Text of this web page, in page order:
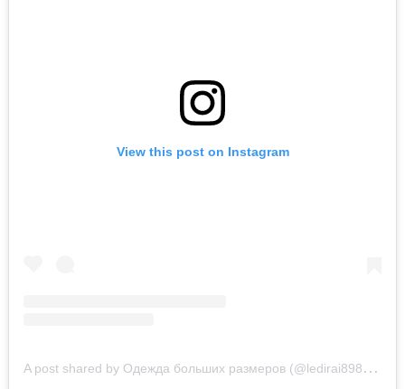
View this post on Instagram
A
post shared by Одежда больших размеров (@ledirai89851561035)